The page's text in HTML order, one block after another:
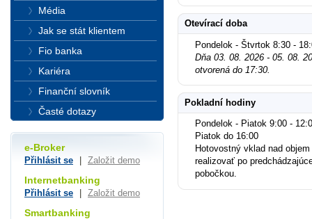
Otevírací doba
Pondelok - Štvrtok 8:30 -
Dňa 03. 08. 2026 - 05. 08.
otvorená do 17:30.
Pokladní hodiny
Pondelok - Piatok 9:00 -
Piatok do 16:00
Hotovostný vklad nad
realizovať po
pobočkou.
Média
Jak se stát klientem
Fio banka
Kariéra
Finanční slovník
Časté dotazy
e-Broker
Přihlásit se Založit demo
Internetbanking
Přihlásit se Založit demo
Smartbanking